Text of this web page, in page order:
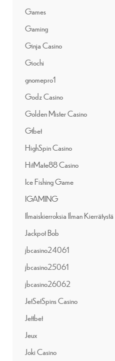
Games
Gaming
Ginja Casino
Giochi
gnomepro1
Godz Casino
Golden Mister Casino
Gtbet
HighSpin Casino
HitMate88 Casino
Ice Fishing Game
IGAMING
Ilmaiskierroksia Ilman Kierrätystä
Jackpot Bob
jbcasino24061
jbcasino25061
jbcasino26062
JetSetSpins Casino
Jettbet
Jeux
Joki Casino